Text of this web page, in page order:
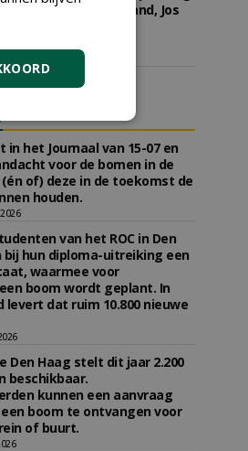
Ebben, JUB Holland, Jos
in het Journaal van 15-07 en
voor de bomen in de
of) deze in de toekomst de
houden.
van het ROC in Den
bij hun diploma-uitreiking een
waarmee voor
boom wordt geplant. In
levert dat ruim 10.800 nieuwe
Den Haag stelt dit jaar 2.200
beschikbaar.
kunnen een aanvraag
boom te ontvangen voor
of buurt.